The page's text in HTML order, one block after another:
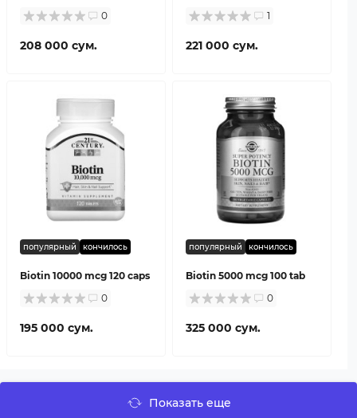
0
208 000 сум.
1
221 000 сум.
популярный кончилось
Biotin 10000 mcg 120 caps
0
195 000 сум.
популярный кончилось
Biotin 5000 mcg 100 tab
0
325 000 сум.
Показать еще